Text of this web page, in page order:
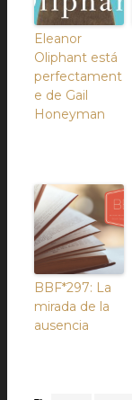
Eleanor
Oliphant está
perfectament
e de Gail
Honeyman
BBF*297: La
mirada de la
ausencia